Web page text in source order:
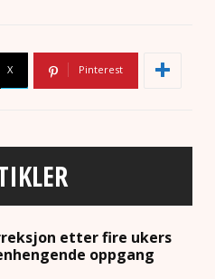
X Pinterest
etter fire ukers
oppgang